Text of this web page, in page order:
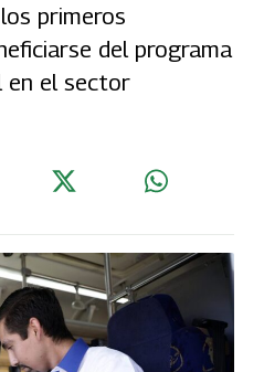
primeros
del programa
en el sector